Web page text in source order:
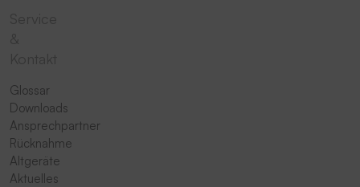
Glossar
Downloads
Ansprechpartner
Rücknahme
Altgeräte
Aktuelles